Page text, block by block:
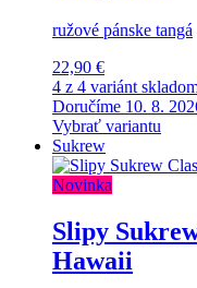
ružové pánske tangá
22,90 €
4 z 4 variánt
Doručíme 10. 8.
Vybrať variantu
Sukrew
Novinka
Slipy
Hawaii